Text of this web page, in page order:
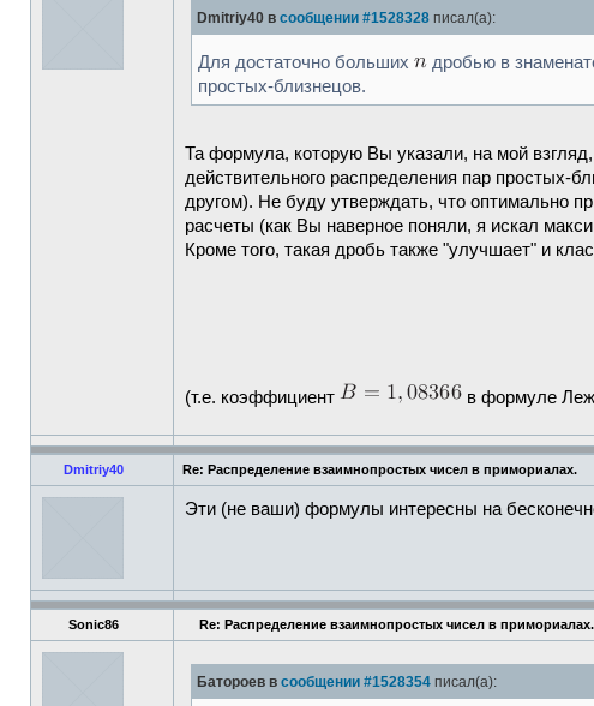
Dmitriy40 в сообщении #1528328 писал(а):
Для достаточно больших дробью в
простых-близнецов.
Та формула, которую Вы указали, на мой
действительного распределения пар простых-
другом). Не буду утверждать, что оптимально
расчеты (как Вы наверное поняли, я искал
Кроме того, такая дробь также "улучшает" и
(т.е. коэффициент в формуле
Dmitriy40 Re: Распределение взаимнопростых чисел в примориалах.
Эти (не ваши) формулы интересны на
Sonic86 Re: Распределение взаимнопростых чисел в примориалах.
Батороев в сообщении #1528354 писал(а):